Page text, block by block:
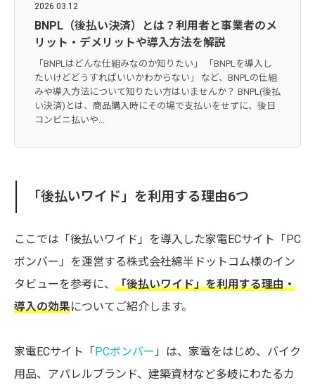
2026.03.12
BNPL（後払い決済）とは？利用者と事業者のメ
リット・デメリットや導入方法を解説
「BNPLはどんな仕組みなのか知りたい」 「BNPLを導入し
たいけどどうすればいいかわからない」 など、BNPLの仕組
みや導入方法について知りたい方はいませんか？ BNPL(後払
い決済)とは、商品購入時にその場で支払いをせずに、後日
コンビニ払いや...
「後払いワイド」を利用する理由6つ
ここでは「後払いワイド」を導入した家電ECサイト「PC
ボンバー」を運営する株式会社綿半ドットコム様のイン
タビューを参考に、 「後払いワイド」を利用する理由・
導入の効果についてご紹介します。
家電ECサイト「 PCボンバー 」は、家電をはじめ、バイク
用品、アパレルブランド、建築資材など多岐にわたるカ